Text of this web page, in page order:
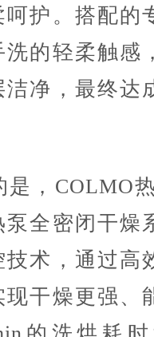
护。搭配的
的轻柔触感
净，最终达
，COLMO
全密闭干燥
术，通过高
干燥更强、